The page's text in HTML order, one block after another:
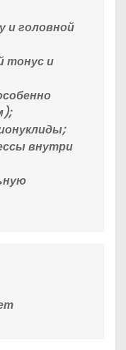
и головной
тонус и
внутри